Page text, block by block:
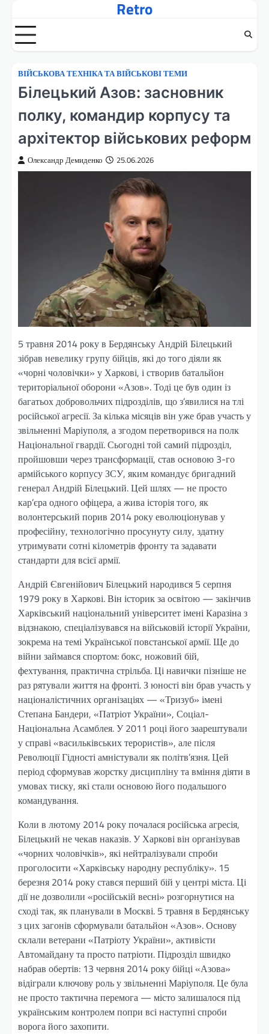
вмісту
Retro
ВІЙСЬКОВА ТЕХНІКА ТА ВІЙСЬКОВІ ТЕМИ
Білецький Азов: засновник
полку, командир корпусу та
архітектор військових реформ
Олександр Демиденко 25.06.2026
5 травня 2014 року в Бердянську Андрій Білецький
зібрав невелику групу бійців, які до того діяли як
«чорні чоловічки» у Харкові, і створив батальйон
територіальної оборони «Азов». Тоді це був один із
багатьох добровольчих підрозділів, що з’явилися на тлі
російської агресії. За кілька місяців він уже брав участь у
звільненні Маріуполя, а згодом перетворився на полк
Національної гвардії. Сьогодні той самий підрозділ,
пройшовши через трансформації, став основою 3-го
армійського корпусу ЗСУ, яким командує бригадний
генерал Андрій Білецький. Цей шлях — не просто
кар’єра одного офіцера, а жива історія того, як
волонтерський порив 2014 року еволюціонував у
професійну, технологічно просунуту силу, здатну
утримувати сотні кілометрів фронту та задавати
стандарти для всієї армії.
Андрій Євгенійович Білецький народився 5 серпня
1979 року в Харкові. Він історик за освітою — закінчив
Харківський національний університет імені Каразіна з
відзнакою, спеціалізувався на військовій історії України,
зокрема на темі Української повстанської армії. Ще до
війни займався спортом: бокс, ножовий бій,
фехтування, практична стрільба. Ці навички пізніше не
раз рятували життя на фронті. З юності він брав участь у
націоналістичних організаціях — «Тризуб» імені
Степана Бандери, «Патріот України», Соціал-
Національна Асамблея. У 2011 році його заарештували
у справі «васильківських терористів», але після
Революції Гідності амністували як політв’язня. Цей
період сформував жорстку дисципліну та вміння діяти в
умовах тиску, які стали основою його подальшого
командування.
Коли в лютому 2014 року почалася російська агресія,
Білецький не чекав наказів. У Харкові він організував
«чорних чоловічків», які нейтралізували спроби
проголосити «Харківську народну республіку». 15
березня 2014 року стався перший бій у центрі міста. Ці
дії не дозволили «російській весні» розгорнутися на
сході так, як планували в Москві. 5 травня в Бердянську
з цих загонів сформували батальйон «Азов». Основу
склали ветерани «Патріоту України», активісти
Автомайдану та просто патріоти. Підрозділ швидко
набрав обертів: 13 червня 2014 року бійці «Азова»
відіграли ключову роль у звільненні Маріуполя. Це була
не просто тактична перемога — місто залишалося під
українським контролем попри всі наступні спроби
ворога його захопити.